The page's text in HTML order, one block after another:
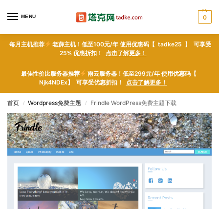
MENU 0
每月主机推荐
老薜主机！低至100元/年 使用优惠码【 tadke25 】 可享受
25% 优惠折扣！ 点击了解更多！
最佳性价比服务器推荐
雨云服务器！低至299元/年 使用优惠码【
Njk4NDEx】 可享受优惠折扣！ 点击了解更多！
首页 / Wordpress免费主题 / Frindle WordPress免费主题下载